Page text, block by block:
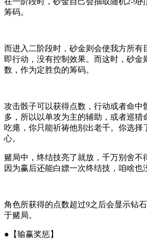
筹码。
而进入二阶段时，砂金则会使我方所有
即行动，没有控制效果。而这时， 砂金
数 ，作为定胜负的筹码。
攻击骰子可以获得点数，行动或者命中
多， 所以以单攻为主的辅助，或者巡猎
吃瘪 ，你只能祈祷他别出老千。 你选择
心。
赌局中， 终结技亮了就放，千万别舍不
因为赢后还能白嫖一次终结技，咱啥也
角色所获得的点数超过9之后会显示钻
于赌局。
●【输赢奖惩】